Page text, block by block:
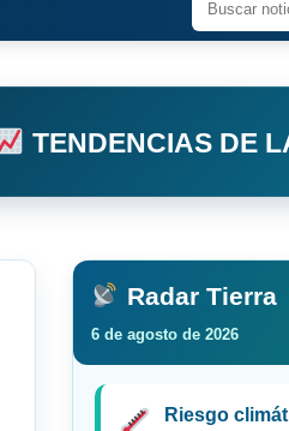
TENDENCIAS DE
Radar Tierra
6 de agosto de 2026
Riesgo